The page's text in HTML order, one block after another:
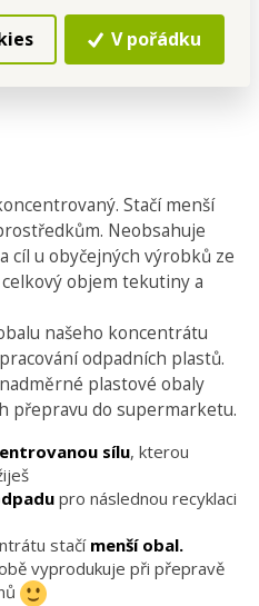
V pořádku
Stačí menší
Neobsahuje
cíl u obyčejných výrobků ze
objem tekutiny a
našeho koncentrátu
odpadních plastů.
plastové obaly
přepravu do supermarketu.
sílu, kterou
pro následnou recyklaci
stačí menší obal.
vyprodukuje při přepravě